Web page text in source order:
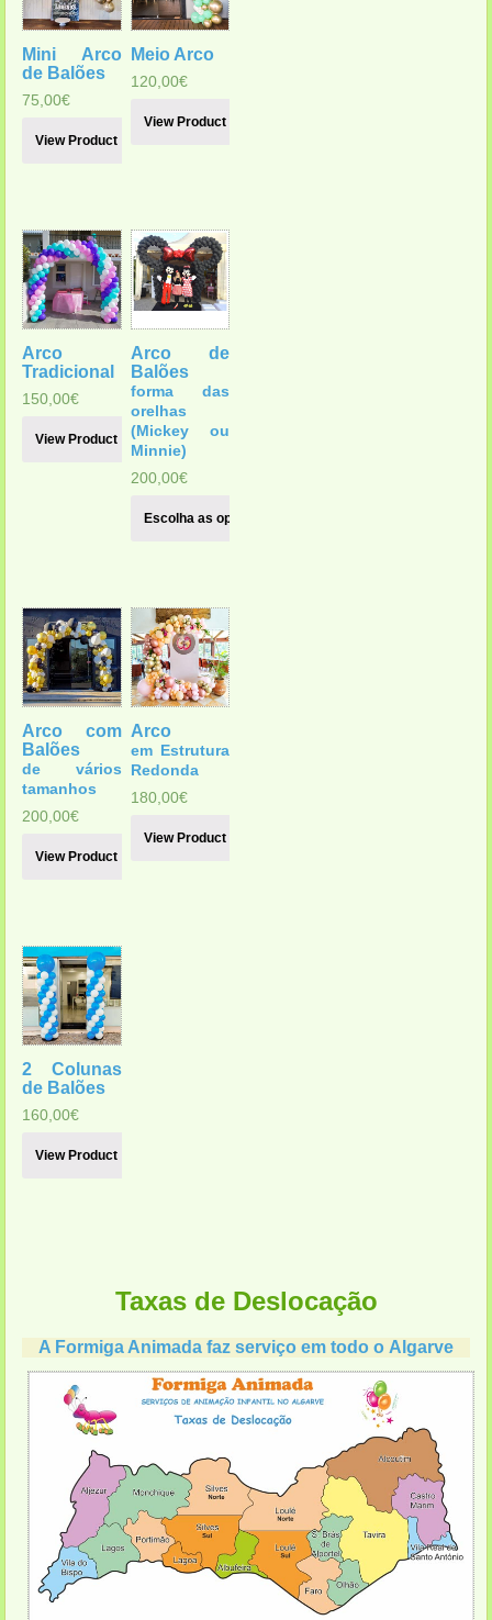
Mini Arco
de Balões
75,00€
View Product
Meio Arco
120,00€
View Product
Arco
Tradicional
150,00€
View Product
Arco de
Balões
forma das
orelhas
(Mickey ou
Minnie)
200,00€
Escolha as opções
Arco com
Balões
de vários
tamanhos
200,00€
View Product
Arco
em Estrutura
Redonda
180,00€
View Product
2 Colunas
de Balões
160,00€
View Product
Taxas de Deslocação
A Formiga Animada faz serviço em todo o Algarve